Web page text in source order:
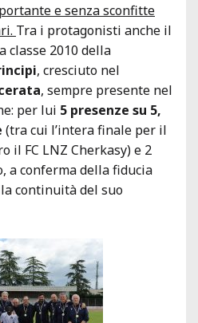
e senza sconfitte
Tra i protagonisti anche il
classe 2010 della
, cresciuto nel
, sempre presente nel
per lui 5 presenze su 5,
(tra cui l’intera finale per il
il FC LNZ Cherkasy) e 2
a conferma della fiducia
continuità del suo